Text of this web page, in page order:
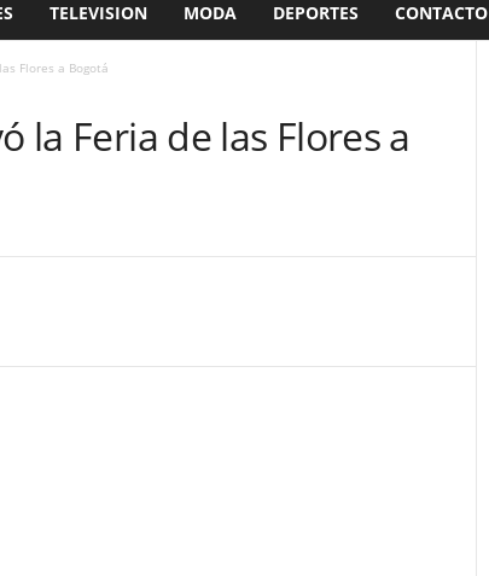
TELEVISION MODA DEPORTES CONTACTO
Flores a Bogotá
la Feria de las Flores a